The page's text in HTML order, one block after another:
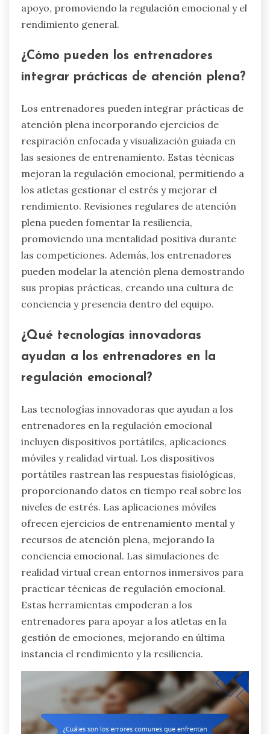
apoyo, promoviendo la regulación emocional y el
rendimiento general.
¿Cómo pueden los entrenadores
integrar prácticas de atención plena?
Los entrenadores pueden integrar prácticas de
atención plena incorporando ejercicios de
respiración enfocada y visualización guiada en
las sesiones de entrenamiento. Estas técnicas
mejoran la regulación emocional, permitiendo a
los atletas gestionar el estrés y mejorar el
rendimiento. Revisiones regulares de atención
plena pueden fomentar la resiliencia,
promoviendo una mentalidad positiva durante
las competiciones. Además, los entrenadores
pueden modelar la atención plena demostrando
sus propias prácticas, creando una cultura de
conciencia y presencia dentro del equipo.
¿Qué tecnologías innovadoras
ayudan a los entrenadores en la
regulación emocional?
Las tecnologías innovadoras que ayudan a los
entrenadores en la regulación emocional
incluyen dispositivos portátiles, aplicaciones
móviles y realidad virtual. Los dispositivos
portátiles rastrean las respuestas fisiológicas,
proporcionando datos en tiempo real sobre los
niveles de estrés. Las aplicaciones móviles
ofrecen ejercicios de entrenamiento mental y
recursos de atención plena, mejorando la
conciencia emocional. Las simulaciones de
realidad virtual crean entornos inmersivos para
practicar técnicas de regulación emocional.
Estas herramientas empoderan a los
entrenadores para apoyar a los atletas en la
gestión de emociones, mejorando en última
instancia el rendimiento y la resiliencia.